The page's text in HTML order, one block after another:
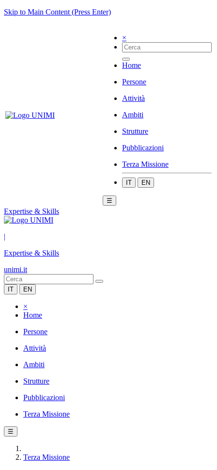
Skip to Main Content (Press Enter)
×
Home
Persone
Attività
Ambiti
Strutture
Pubblicazioni
Terza Missione
IT EN
☰
Expertise & Skills
|
Expertise & Skills
unimi.it
IT EN
×
Home
Persone
Attività
Ambiti
Strutture
Pubblicazioni
Terza Missione
☰
Terza Missione